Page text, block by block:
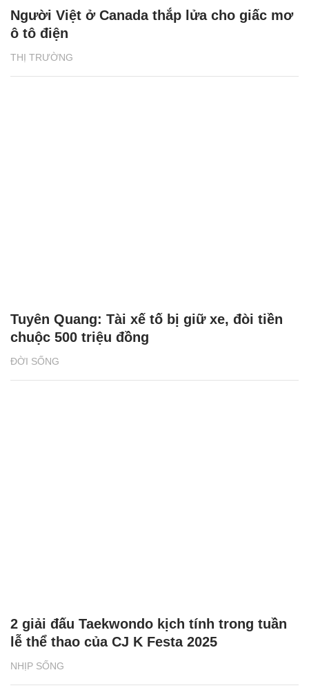
THỊ TRƯỜNG
Người Việt ở Canada thắp lửa cho giấc mơ
ô tô điện
ĐỜI SỐNG
Tuyên Quang: Tài xế tố bị giữ xe, đòi tiền
chuộc 500 triệu đồng
NHỊP SỐNG
2 giải đấu Taekwondo kịch tính trong tuần
lễ thể thao của CJ K Festa 2025